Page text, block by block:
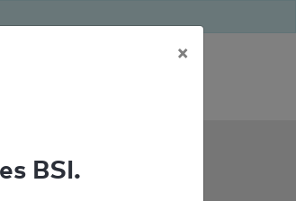
×
BSI.